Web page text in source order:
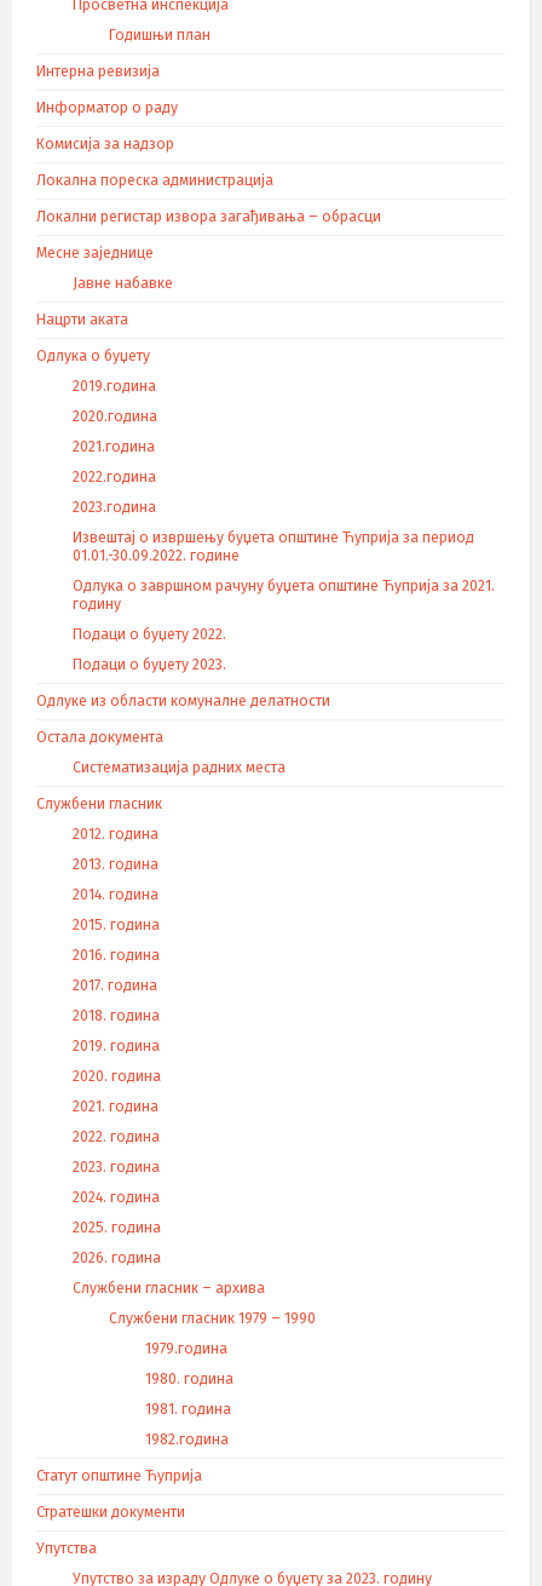
Просветна инспекција
Годишњи план
Интерна ревизија
Информатор о раду
Комисија за надзор
Локална пореска администрација
Локални регистар извора загађивања – обрасци
Месне заједнице
Јавне набавке
Нацрти аката
Одлука о буџету
2019.година
2020.година
2021.година
2022.година
2023.година
Извештај о извршењу буџета општине Ћуприја за период
01.01.-30.09.2022. године
Одлука о завршном рачуну буџета општине Ћуприја за 2021.
годину
Подаци о буџету 2022.
Подаци о буџету 2023.
Одлуке из области комуналне делатности
Остала документа
Систематизација радних места
Службени гласник
2012. година
2013. година
2014. година
2015. година
2016. година
2017. година
2018. година
2019. година
2020. година
2021. година
2022. година
2023. година
2024. година
2025. година
2026. година
Службени гласник – архива
Службени гласник 1979 – 1990
1979.година
1980. година
1981. година
1982.година
Статут општине Ћуприја
Стратешки документи
Упутства
Упутство за израду Одлуке о буџету за 2023. годину